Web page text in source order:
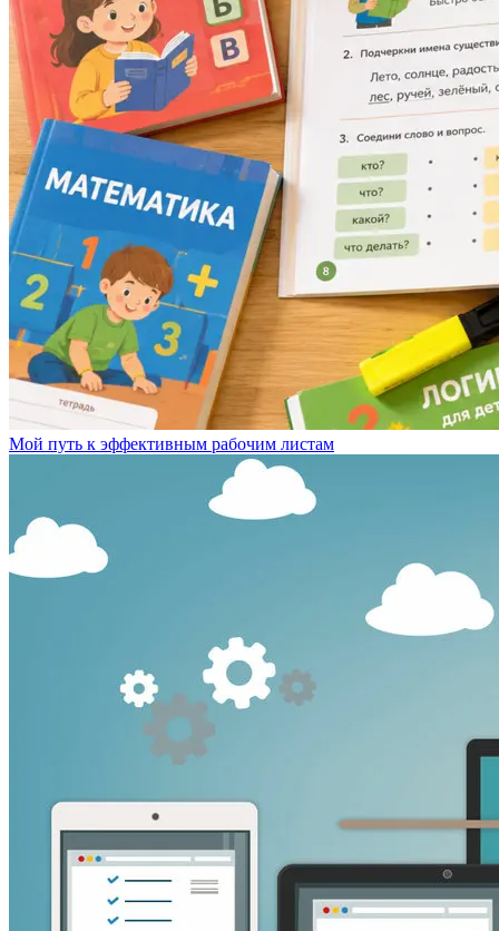
Мой путь к эффективным рабочим листам